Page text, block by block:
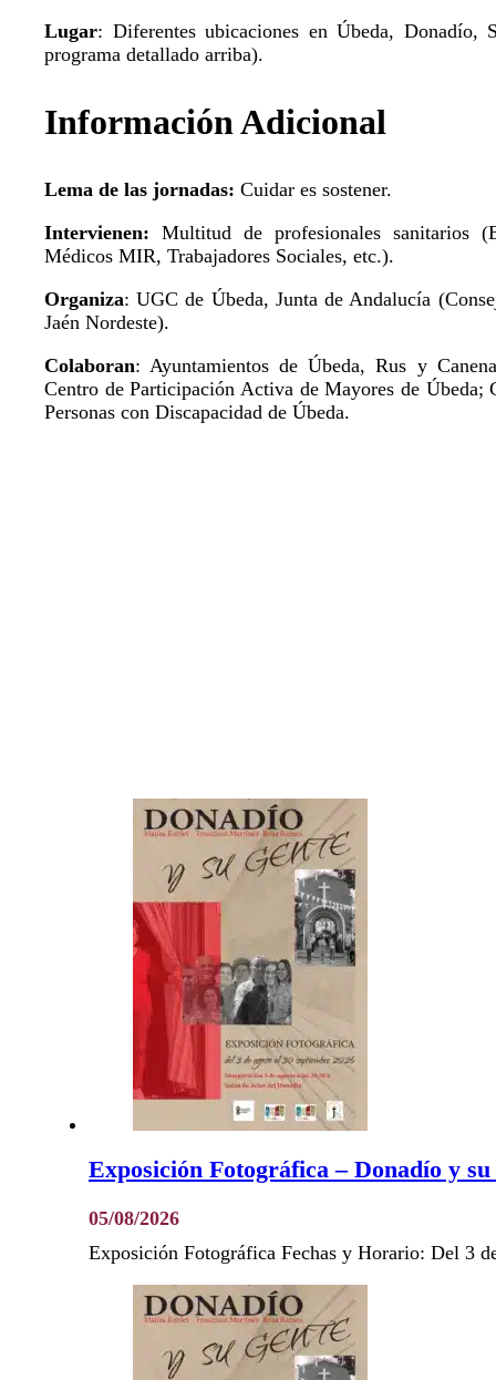
Lugar: Diferentes ubicaciones en Úbeda,
programa detallado arriba).
Información Adicional
Lema de las jornadas: Cuidar es sostener.
Intervienen: Multitud de profesionales sanitarios
Médicos MIR, Trabajadores Sociales, etc.).
Organiza: UGC de Úbeda, Junta de Andalucía
Jaén Nordeste).
Colaboran: Ayuntamientos de Úbeda, Rus y
Centro de Participación Activa de Mayores de Úbeda;
Personas con Discapacidad de Úbeda.
Exposición Fotográfica – Donadío y su
05/08/2026
Exposición Fotográfica Fechas y Horario: Del 3